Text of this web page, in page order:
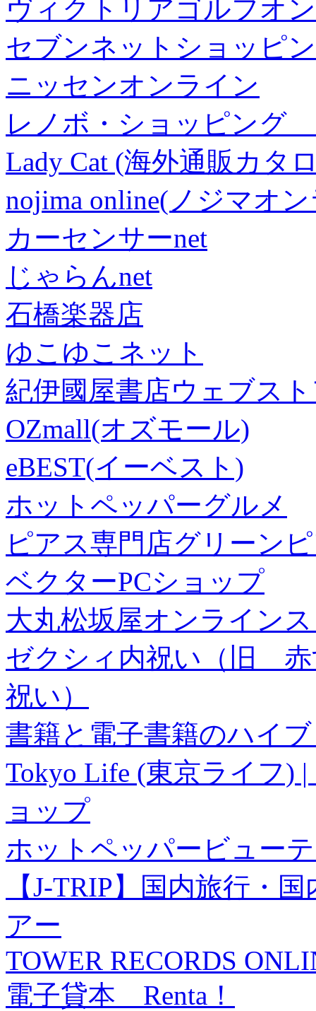
ヴィクトリアゴルフオ
セブンネットショッピ
ニッセンオンライン
レノボ・ショッピング
Lady Cat (海外通販カタ
nojima online(ノジマオ
カーセンサーnet
じゃらんnet
石橋楽器店
ゆこゆこネット
紀伊國屋書店ウェブス
OZmall(オズモール)
eBEST(イーベスト)
ホットペッパーグルメ
ピアス専門店グリーン
ベクターPCショップ
大丸松坂屋オンライン
ゼクシィ内祝い（旧 赤
祝い）
書籍と電子書籍のハイ
Tokyo Life (東京ライフ)
ョップ
ホットペッパービュー
【J-TRIP】国内旅行・
アー
TOWER RECORDS
電子貸本 Renta！